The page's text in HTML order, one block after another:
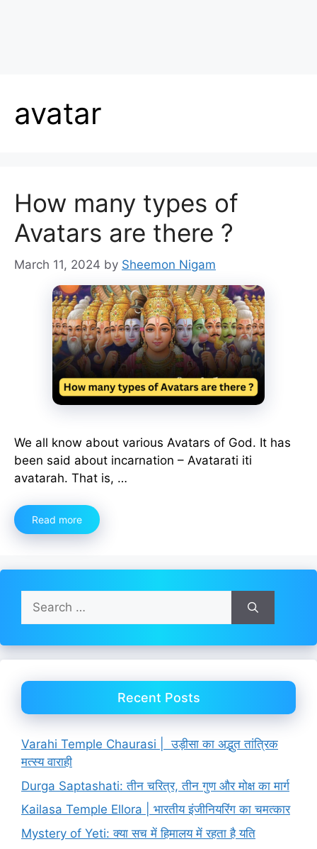
avatar
How many types of
Avatars are there ?
March 11, 2024 by Sheemon Nigam
We all know about various Avatars of God. It has
been said about incarnation – Avatarati iti
avatarah. That is, …
Read more
Search
for:
Recent Posts
Varahi Temple Chaurasi | उड़ीसा का अद्भुत तांत्रिक
मत्स्य वाराही
Durga Saptashati: तीन चरित्र, तीन गुण और मोक्ष का मार्ग
Kailasa Temple Ellora | भारतीय इंजीनियरिंग का चमत्कार
Mystery of Yeti: क्या सच में हिमालय में रहता है यति